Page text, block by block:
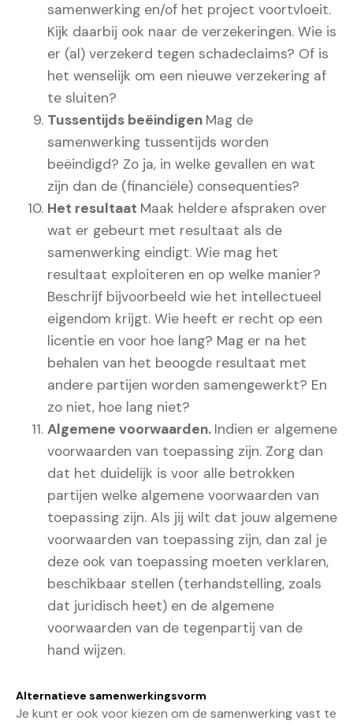
samenwerking en/of het project voortvloeit.
Kijk daarbij ook naar de verzekeringen. Wie is
er (al) verzekerd tegen schadeclaims? Of is
het wenselijk om een nieuwe verzekering af
te sluiten?
Tussentijds beëindigen Mag de
samenwerking tussentijds worden
beëindigd? Zo ja, in welke gevallen en wat
zijn dan de (financiële) consequenties?
Het resultaat Maak heldere afspraken over
wat er gebeurt met resultaat als de
samenwerking eindigt. Wie mag het
resultaat exploiteren en op welke manier?
Beschrijf bijvoorbeeld wie het intellectueel
eigendom krijgt. Wie heeft er recht op een
licentie en voor hoe lang? Mag er na het
behalen van het beoogde resultaat met
andere partijen worden samengewerkt? En
zo niet, hoe lang niet?
Algemene voorwaarden. Indien er algemene
voorwaarden van toepassing zijn. Zorg dan
dat het duidelijk is voor alle betrokken
partijen welke algemene voorwaarden van
toepassing zijn. Als jij wilt dat jouw algemene
voorwaarden van toepassing zijn, dan zal je
deze ook van toepassing moeten verklaren,
beschikbaar stellen (terhandstelling, zoals
dat juridisch heet) en de algemene
voorwaarden van de tegenpartij van de
hand wijzen.
Alternatieve samenwerkingsvorm
Je kunt er ook voor kiezen om de samenwerking vast te